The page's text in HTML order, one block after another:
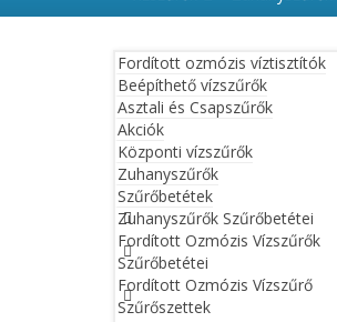
Fordított ozmózis víztisztítók
Beépíthető vízszűrők
Asztali és Csapszűrők
Akciók
Központi vízszűrők
Zuhanyszűrők
Szűrőbetétek
Zuhanyszűrők Szűrőbetétei
Fordított Ozmózis Vízszűrők
Szűrőbetétei
Fordított Ozmózis Vízszűrő
Szűrőszettek